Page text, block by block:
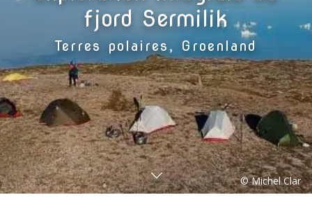
fjord Sermilik
Terres polaires, Groenland